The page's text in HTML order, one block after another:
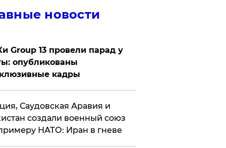
новости
Group 13 провели парад у
опубликованы
кадры
Саудовская Аравия и
создали военный союз
НАТО: Иран в гневе